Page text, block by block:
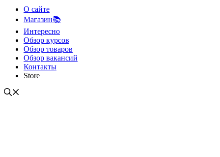
О сайте
Магазин📚
Интересно
Обзор курсов
Обзор товаров
Обзор вакансий
Контакты
Store